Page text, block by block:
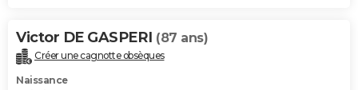
Victor DE GASPERI (87 ans)
Créer une cagnotte obsèques
Naissance